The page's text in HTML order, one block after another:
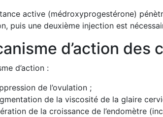
active (médroxyprogestérone)
puis une deuxième injection est
d’action
d’action :
de l’ovulation ;
de la viscosité de la glaire
de la croissance de l’endomètre